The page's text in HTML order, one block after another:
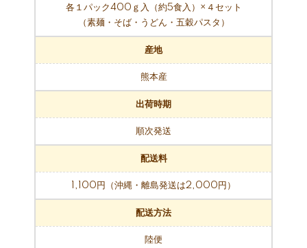
各１パック400ｇ入（約5食入）×４セット
（素麺・そば・うどん・五穀パスタ）
産地
熊本産
出荷時期
順次発送
配送料
1,100円（沖縄・離島発送は2,000円）
配送方法
陸便